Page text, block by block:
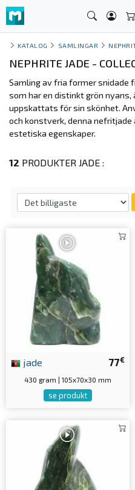
KATALOG SAMLINGAR
NEPHRITE JADE -
Samling av fria former snidade
som har en distinkt grön nyans,
uppskattats för sin skönhet.
och konstverk, denna
estetiska egenskaper.
12 PRODUKTER JADE :
77€
jade
430 gram | 105x70x30 mm
se produkt